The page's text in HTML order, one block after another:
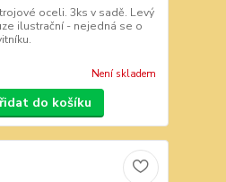
oceli. 3ks v sadě. Levý
ilustrační - nejedná se o
Není skladem
do košíku